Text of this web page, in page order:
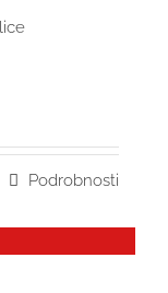
Podrobnosti